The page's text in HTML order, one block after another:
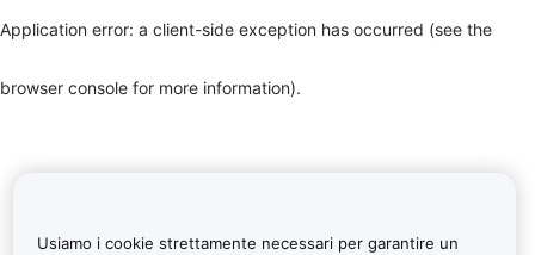
Application error: a client-side exception has occurred (see the
browser console for more information).
Usiamo i cookie strettamente necessari per garantire un